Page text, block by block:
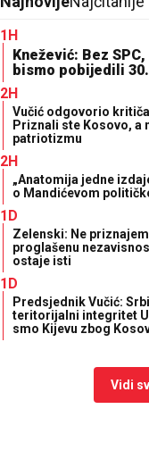
1H
Knežević: Bez
bismo pobijedili
2H
Vučić odgovorio
Priznali ste Kosovo, a
patriotizmu
2H
„Anatomija jedne
o Mandićevom
1D
Zelenski: Ne
proglašenu
ostaje isti
1D
Predsjednik Vučić:
teritorijalni integritet
smo Kijevu zbog
Vidi